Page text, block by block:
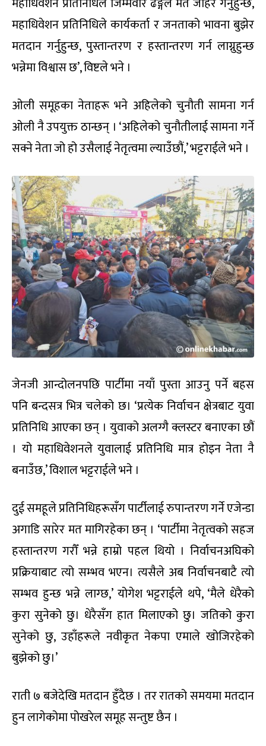
महाधिवेशन प्रतिनिधिले कार्यकर्ता र जनताको भावना बुझेर
मतदान गर्नुहुन्छ, पुस्तान्तरण र हस्तान्तरण गर्न लाग्नुहुन्छ
भन्नेमा विश्वास छ’, विष्टले भने ।
ओली समूहका नेताहरू भने अहिलेको चुनौती सामना गर्न
ओली नै उपयुक्त ठान्छन् । ‘अहिलेको चुनौतीलाई सामना गर्ने
सक्ने नेता जो हो उसैलाई नेतृत्वमा ल्याउँछौं,’ भट्टराईले भने ।
जेनजी आन्दोलनपछि पार्टीमा नयाँ पुस्ता आउनु पर्ने बहस
पनि बन्दसत्र भित्र चलेको छ। ‘प्रत्येक निर्वाचन क्षेत्रबाट युवा
प्रतिनिधि आएका छन् । युवाको अलग्गै क्लस्टर बनाएका छौं
। यो महाधिवेशनले युवालाई प्रतिनिधि मात्र होइन नेता नै
बनाउँछ,’ विशाल भट्टराईले भने ।
दुई समहूले प्रतिनिधिहरूसँग पार्टीलाई रुपान्तरण गर्ने एजेन्डा
अगाडि सारेर मत मागिरहेका छन् । ‘पार्टीमा नेतृत्वको सहज
हस्तान्तरण गरौँ भन्ने हाम्रो पहल थियो । निर्वाचनअघिको
प्रक्रियाबाट त्यो सम्भव भएन। त्यसैले अब निर्वाचनबाटै त्यो
सम्भव हुन्छ भन्ने लाग्छ,’ योगेश भट्टराईले थपे, ‘मैले धेरैको
कुरा सुनेको छु। धेरैसँग हात मिलाएको छु। जतिको कुरा
सुनेको छु, उहाँहरूले नवीकृत नेकपा एमाले खोजिरहेको
बुझेको छु।’
राती ७ बजेदेखि मतदान हुँदैछ । तर रातको समयमा मतदान
हुन लागेकोमा पोखरेल समूह सन्तुष्ट छैन ।